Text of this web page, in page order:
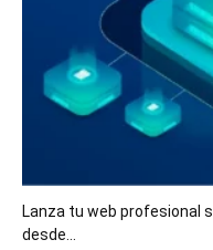
Lanza tu web profesional
desde...